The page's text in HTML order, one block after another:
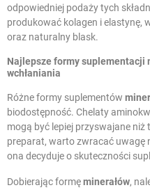
odpowiedniej podaży tych
produkować kolagen i elastynę,
oraz naturalny blask.
Najlepsze formy suplementacji
wchłaniania
Różne formy suplementów
biodostępność. Chelaty
mogą być lepiej przyswajane niż
preparat, warto zwracać uwagę
ona decyduje o skuteczności
Dobierając formęminerałów,